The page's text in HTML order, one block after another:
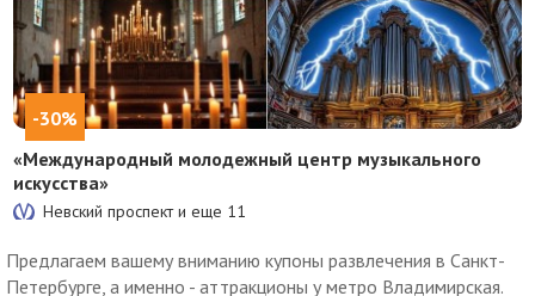
-30%
«Международный молодежный центр музыкального
искусства»
Невский проспект и еще 11
Предлагаем вашему вниманию купоны развлечения в Санкт-
Петербурге, а именно - аттракционы у метро Владимирская.